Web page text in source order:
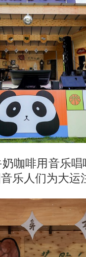
啡用音乐唱
乐人们为大运